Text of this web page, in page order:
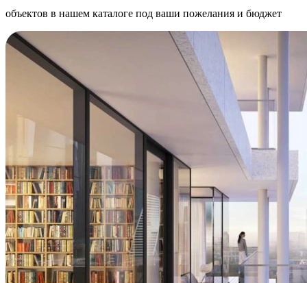
объектов в нашем каталоге под ваши пожелания и бюджет